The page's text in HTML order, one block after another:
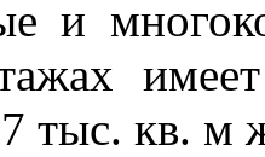
и
тыс. кв.